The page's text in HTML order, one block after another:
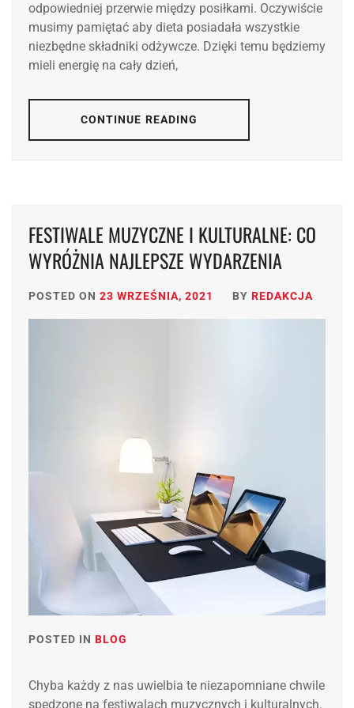
odpowiedniej przerwie między posiłkami. Oczywiście
musimy pamiętać aby dieta posiadała wszystkie
niezbędne składniki odżywcze. Dzięki temu będziemy
mieli energię na cały dzień,
CONTINUE READING
FESTIWALE MUZYCZNE I KULTURALNE: CO
WYRÓŻNIA NAJLEPSZE WYDARZENIA
POSTED ON 23 WRZEŚNIA, 2021 BY REDAKCJA
POSTED IN BLOG
Chyba każdy z nas uwielbia te niezapomniane chwile
spędzone na festiwalach muzycznych i kulturalnych.